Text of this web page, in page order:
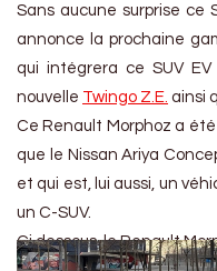
Sans aucune surprise ce
annonce la prochaine
qui intégrera ce SUV
nouvelle Twingo Z.E. ainsi
Ce Renault Morphoz a
que le Nissan Ariya
et qui est, lui aussi, un
un C-SUV.
Ci dessous, le Renault